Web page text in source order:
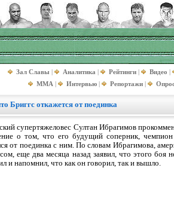
Зал Славы | Аналитика | Рейтинги | Видео |
MMA | Интервью | Репортажи |
Бриггс откажется от поединка
супертяжеловес Султан Ибрагимов
о том, что его будущий соперник,
от поединка с ним. По словам Ибрагимова,
еще два месяца назад заявил, что этого
и напомнил, что как он говорил, так и вышло.